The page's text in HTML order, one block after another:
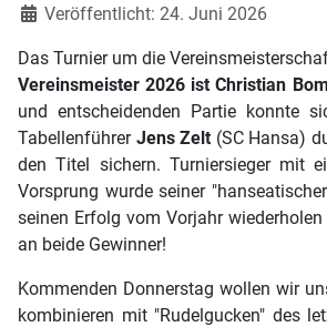
Veröffentlicht: 24. Juni 2026
Das Turnier um die
Vereinsmeister 2026 ist Christian
und entscheidenden Partie konnte
Tabellenführer Jens Zelt (SC Hansa)
den Titel sichern. Turniersieger mit
Vorsprung wurde seiner
seinen Erfolg vom Vorjahr
an beide Gewinner!
Kommenden Donnerstag wollen wir
kombinieren mit "Rudelgucken" des